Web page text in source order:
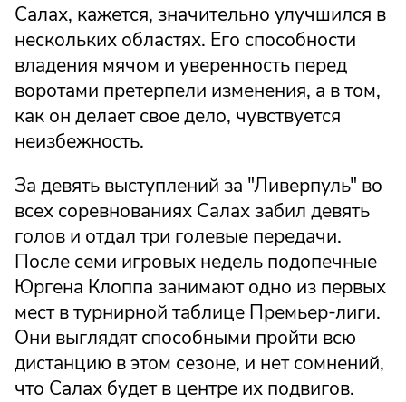
Салах, кажется, значительно улучшился в
нескольких областях. Его способности
владения мячом и уверенность перед
воротами претерпели изменения, а в том,
как он делает свое дело, чувствуется
неизбежность.
За девять выступлений за "Ливерпуль" во
всех соревнованиях Салах забил девять
голов и отдал три голевые передачи.
После семи игровых недель подопечные
Юргена Клоппа занимают одно из первых
мест в турнирной таблице Премьер-лиги.
Они выглядят способными пройти всю
дистанцию в этом сезоне, и нет сомнений,
что Салах будет в центре их подвигов.